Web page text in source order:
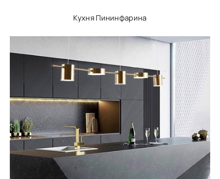
Кухня Пининфарина